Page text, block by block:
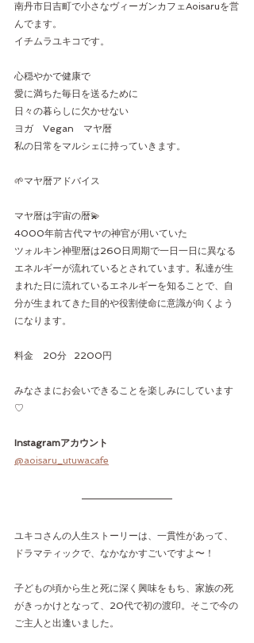
南丹市日吉町で小さなヴィーガンカフェAoisaruを営
んでます。
イチムラユキコです。
心穏やかで健康で
愛に満ちた毎日を送るために
日々の暮らしに欠かせない
ヨガ　Vegan　マヤ暦
私の日常をマルシェに持っていきます。
🌱マヤ暦アドバイス
マヤ暦は宇宙の暦💫
4000年前古代マヤの神官が用いていた
ツォルキン神聖暦は260日周期で一日一日に異なる
エネルギーが流れているとされています。私達が生
まれた日に流れているエネルギーを知ることで、自
分が生まれてきた目的や役割使命に意識が向くよう
になります。
料金　20分   2200円
みなさまにお会いできることを楽しみにしています
♡
Instagramアカウント
@aoisaru_utuwacafe
ユキコさんの人生ストーリーは、一貫性があって、
ドラマティックで、なかなかすごいですよ〜！
子どもの頃から生と死に深く興味をもち、家族の死
がきっかけとなって、20代で初の渡印。そこで今の
ご主人と出逢いました。